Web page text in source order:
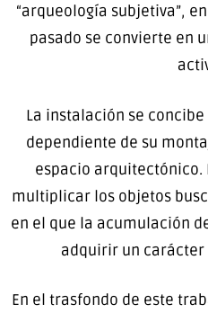
“arqueología subjetiva”,
pasado se convierte en
La instalación se
dependiente de su
espacio arquitectónico.
multiplicar los objetos
en el que la acumulación
adquirir un
En el trasfondo de este